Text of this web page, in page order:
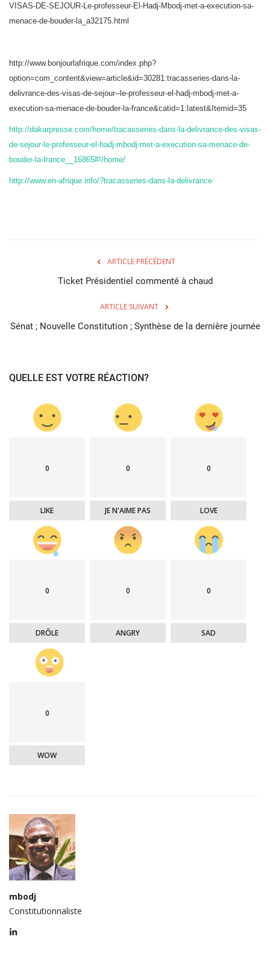
VISAS-DE-SEJOUR-Le-professeur-El-Hadj-Mbodj-met-a-execution-sa-
menace-de-bouder-la_a32175.html
http://www.bonjourlafrique.com/index.php?
option=com_content&view=article&id=30281:tracasseries-dans-la-
delivrance-des-visas-de-sejour--le-professeur-el-hadj-mbodj-met-a-
execution-sa-menace-de-bouder-la-france&catid=1:latest&Itemid=35
http://dakarpresse.com/home/tracasseries-dans-la-delivrance-des-visas-
de-sejour-le-professeur-el-hadj-mbodj-met-a-execution-sa-menace-de-
bouder-la-france__16865#!/home/
http://www.en-afrique.info/?tracasseries-dans-la-delivrance
ARTICLE PRÉCÉDENT
Ticket Présidentiel commenté à chaud
ARTICLE SUIVANT
Sénat ; Nouvelle Constitution ; Synthèse de la dernière journée
QUELLE EST VOTRE RÉACTION?
0
LIKE
0
JE N'AIME PAS
0
LOVE
0
DRÔLE
0
ANGRY
0
SAD
0
WOW
mbodj
Constitutionnaliste